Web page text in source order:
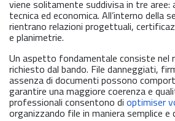
viene solitamente suddivisa in tre
tecnica ed economica. All’interno della
rientrano relazioni progettuali,
e planimetrie.
Un aspetto fondamentale consiste
richiesto dal bando. File danneggiati,
assenza di documenti possono
garantire una maggiore coerenza e
professionali consentono di optimiser
organizzando file in maniera semplice e